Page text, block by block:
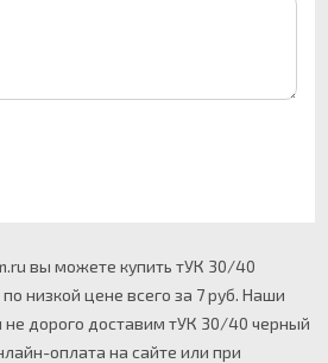
вы можете купить тУК 30/40
низкой цене всего за 7 руб. Наши
дорого доставим тУК 30/40 черный
оплата на сайте или при